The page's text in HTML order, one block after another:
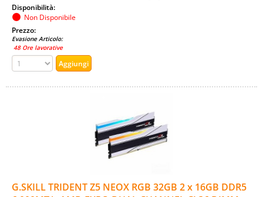
Disponibilità:
Non Disponibile
Prezzo:
Evasione Articolo:
48 Ore lavorative
G.SKILL TRIDENT Z5 NEOX RGB 32GB 2 x 16GB DDR5